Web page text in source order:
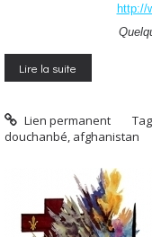
http://
Lire la suite
Lien permanent
douchanbé, afghanistan